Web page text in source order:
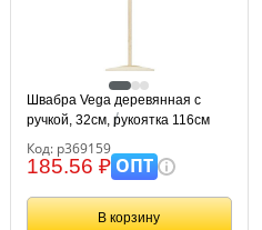
Швабра Vega деревянная с
ручкой, 32см, рукоятка 116см
Код: р369159
185.56 ₽ОПТ
В корзину